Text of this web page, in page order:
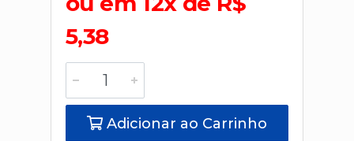
5,38
Adicionar ao Carrinho